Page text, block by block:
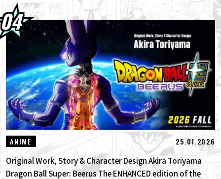
ANIME 25.01.2026
Original Work, Story & Character Design Akira Toriyama
Dragon Ball Super: Beerus The ENHANCED edition of the